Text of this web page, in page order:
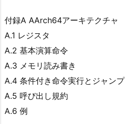
付録A AArch64アーキテクチャ
A.1 レジスタ
A.2 基本演算命令
A.3 メモリ読み書き
A.4 条件付き命令実行とジャンプ
A.5 呼び出し規約
A.6 例